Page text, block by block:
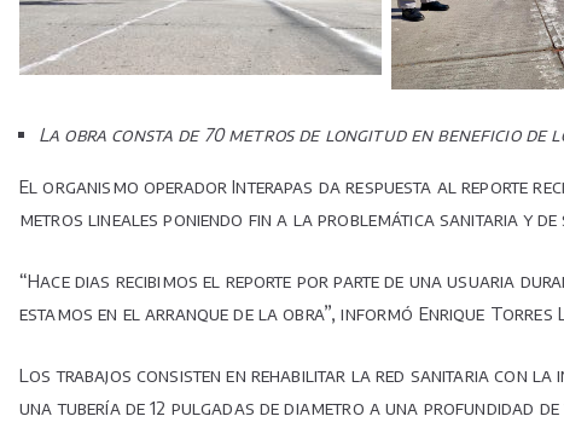
La obra consta de 70 metros de longitud en beneficio
El organismo operador Interapas da respuesta al reporte
metros lineales poniendo fin a la problemática sanitaria y de
“Hace dias recibimos el reporte por parte de una usuaria
estamos en el arranque de la obra”, informó Enrique Torres
Los trabajos consisten en rehabilitar la red sanitaria con la
una tubería de 12 pulgadas de diametro a una profundidad